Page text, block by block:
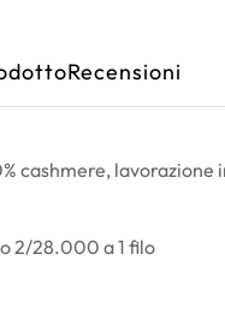
Recensioni
cashmere,
2/28.000 a 1 filo